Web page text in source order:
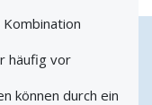
häufig vor
können durch ein